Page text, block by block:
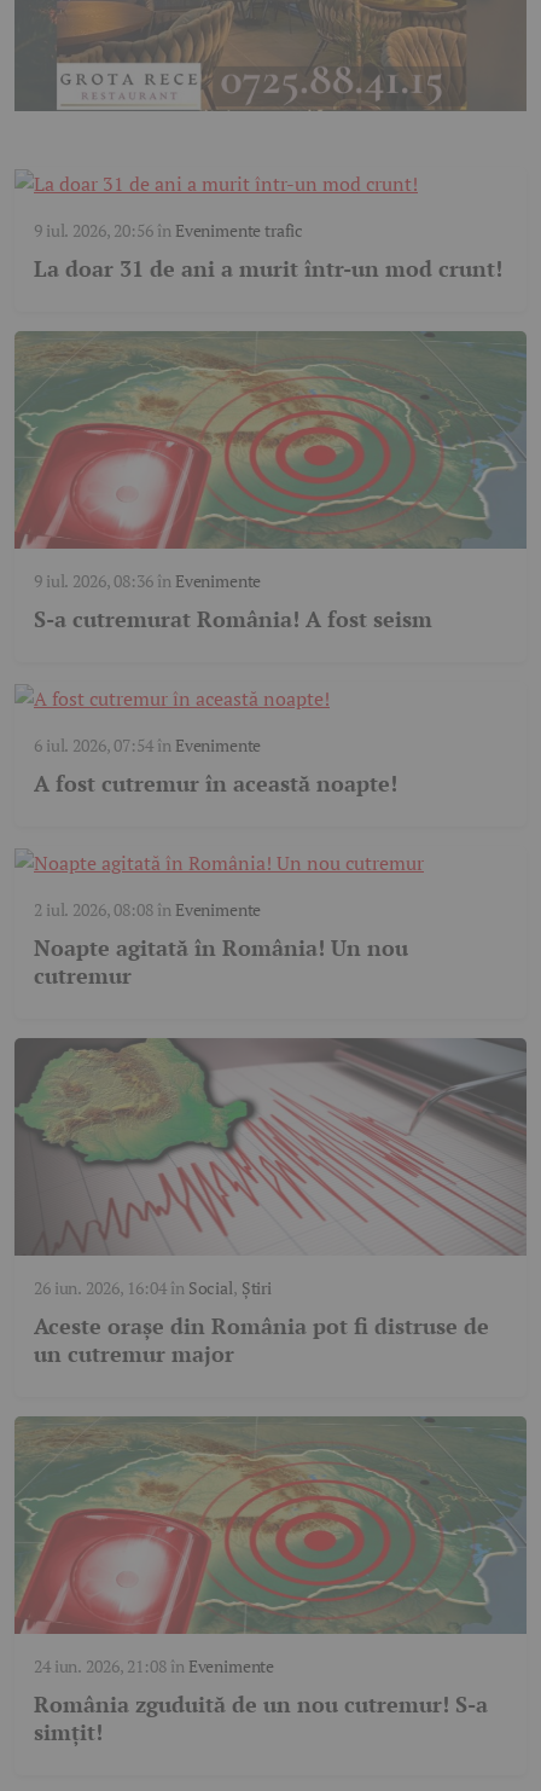
9 iul. 2026, 20:56în Evenimente trafic
La doar 31 de ani a murit într-un mod crunt!
9 iul. 2026, 08:36în Evenimente
S-a cutremurat România! A fost seism
6 iul. 2026, 07:54în Evenimente
A fost cutremur în această noapte!
2 iul. 2026, 08:08în Evenimente
Noapte agitată în România! Un nou
cutremur
26 iun. 2026, 16:04în Social, Știri
Aceste orașe din România pot fi distruse de
un cutremur major
24 iun. 2026, 21:08în Evenimente
România zguduită de un nou cutremur! S-a
simțit!